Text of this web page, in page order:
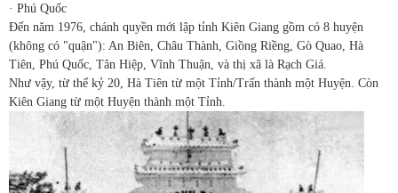
· Phú Quốc
Đến năm 1976, chánh quyền mới lập tỉnh Kiên Giang gồm có 8 huyện
(không có "quận"): An Biên, Châu Thành, Giồng Riềng, Gò Quao, Hà
Tiên, Phú Quốc, Tân Hiệp, Vĩnh Thuận, và thị xã là Rạch Giá.
Như vậy, từ thế kỷ 20, Hà Tiên từ một Tỉnh/Trấn thành một Huyện. Còn
Kiên Giang từ một Huyện thành một Tỉnh.